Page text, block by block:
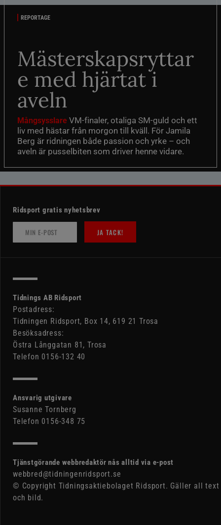
REPORTAGE
Mästerskapsryttar
e med hjärtat i
aveln
Mångsysslare VM-finaler, otaliga SM-guld och ett
liv med hästar från morgon till kväll. För Jamila
Berg är ridningen både passion och yrke – och
aveln är pusselbiten som driver henne vidare.
Ridsport gratis nyhetsbrev
JA TACK!
Tidnings AB Ridsport
Postadress:
Tidningen Ridsport, Box 14, 619 21 Trosa
Besöksadress:
Östra Långgatan 81, Trosa
Telefon 0156-132 40
Ansvarig utgivare
Susanne Tornberg
Telefon 0156-348 75
Tjänstgörande webbredaktör nås alltid via e-post
webbred@tidningenridsport.se
© Copyright Tidningsaktiebolaget Ridsport. Gäller all text
och bild.